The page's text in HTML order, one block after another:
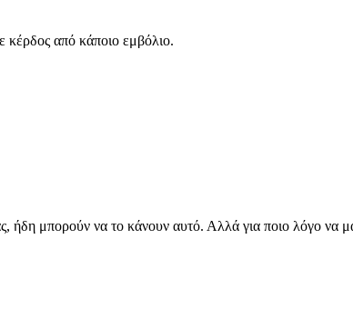
κέρδος από κάποιο εμβόλιο.
ήδη μπορούν να το κάνουν αυτό. Αλλά για ποιο λόγο να